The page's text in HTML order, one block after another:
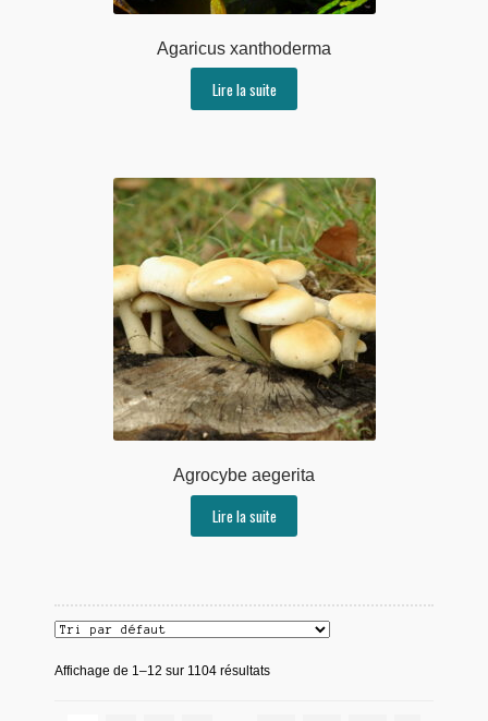
Agaricus xanthoderma
Lire la suite
Agrocybe aegerita
Lire la suite
Affichage de 1–12 sur 1104 résultats